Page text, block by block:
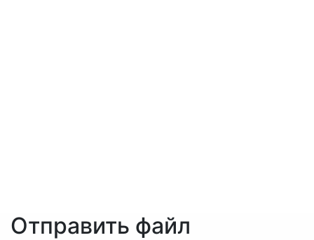
Отправить файл